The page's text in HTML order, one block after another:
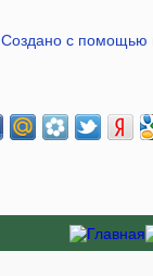
Создано с помощью